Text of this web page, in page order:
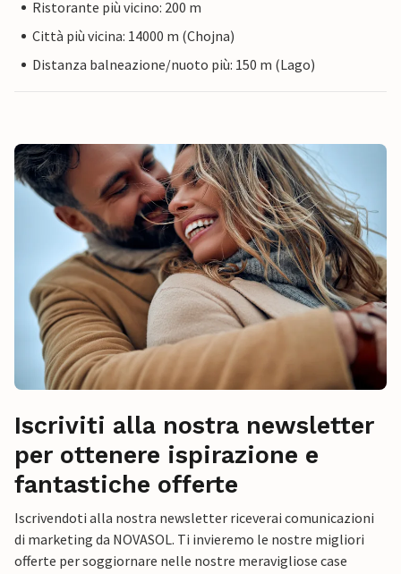
Ristorante più vicino: 200 m
Città più vicina: 14000 m (Chojna)
Distanza balneazione/nuoto più: 150 m (Lago)
Iscriviti alla nostra newsletter
per ottenere ispirazione e
fantastiche offerte
Iscrivendoti alla nostra newsletter riceverai comunicazioni
di marketing da NOVASOL. Ti invieremo le nostre migliori
offerte per soggiornare nelle nostre meravigliose case